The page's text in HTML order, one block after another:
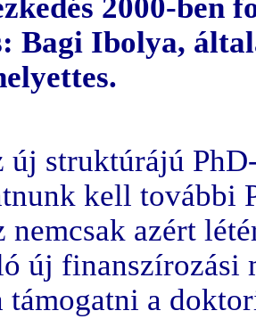
2000-ben
Bagi Ibolya,
új struktúrájú
kell további
nemcsak azért
új finanszírozási
a